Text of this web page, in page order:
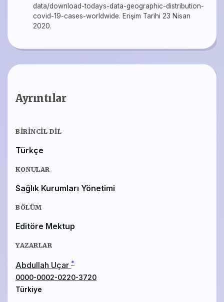
data/download-todays-data-geographic-distribution-
covid-19-cases-worldwide. Erişim Tarihi 23 Nisan
2020.
Ayrıntılar
BIRINCIL DIL
Türkçe
KONULAR
Sağlık Kurumları Yönetimi
BÖLÜM
Editöre Mektup
YAZARLAR
Abdullah Uçar *
0000-0002-0220-3720
Türkiye